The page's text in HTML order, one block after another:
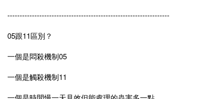
------------------------------------------------------------------
05跟11區別？
一個是悶殺機制05
一個是觸殺機制11